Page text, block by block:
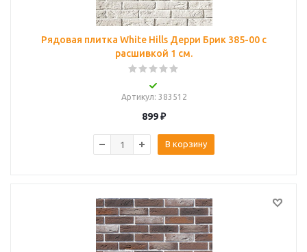
Рядовая плитка White Hills Дерри Брик 385-00 с
расшивкой 1 см.
Артикул: 383512
899₽
В корзину